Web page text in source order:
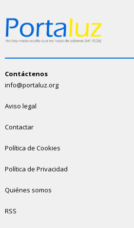
Contáctenos
info@portaluz.org
Aviso legal
Contactar
Política de Cookies
Política de Privacidad
Quiénes somos
RSS